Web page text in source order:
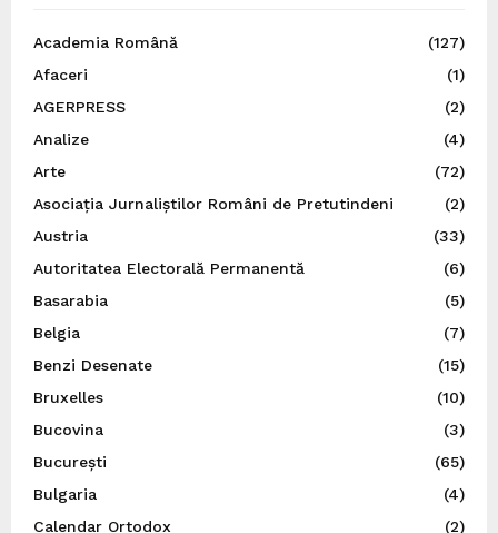
Academia Română
(127)
Afaceri
(1)
AGERPRESS
(2)
Analize
(4)
Arte
(72)
Asociația Jurnaliștilor Români de Pretutindeni
(2)
Austria
(33)
Autoritatea Electorală Permanentă
(6)
Basarabia
(5)
Belgia
(7)
Benzi Desenate
(15)
Bruxelles
(10)
Bucovina
(3)
București
(65)
Bulgaria
(4)
Calendar Ortodox
(2)